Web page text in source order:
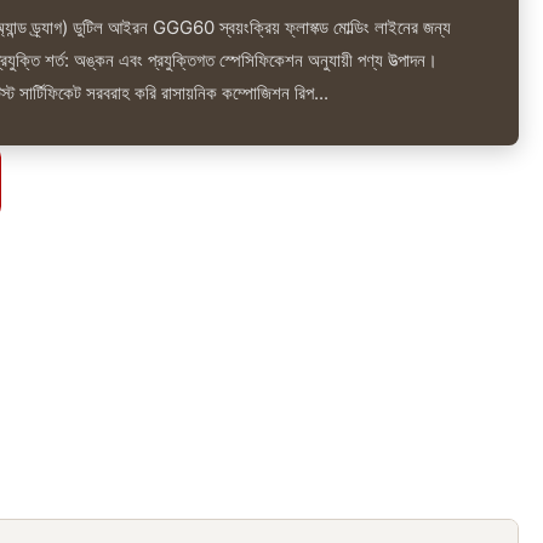
ড্র্যাগ) ডুটিল আইরন GGG60 স্বয়ংক্রিয় ফ্লাস্ক্ড মোল্ডিং লাইনের জন্য
প্রযুক্তি শর্ত: অঙ্কন এবং প্রযুক্তিগত স্পেসিফিকেশন অনুযায়ী পণ্য উত্পাদন।
সার্টিফিকেট সরবরাহ করি রাসায়নিক কম্পোজিশন রিপ...